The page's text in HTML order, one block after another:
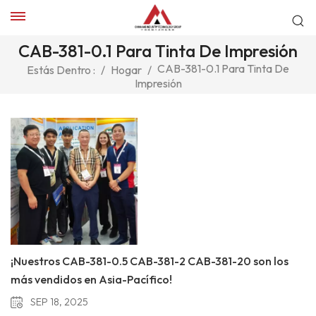
CAB-381-0.1 Para Tinta De Impresión
Estás Dentro : / Hogar / CAB-381-0.1 Para Tinta De
Impresión
¡Nuestros CAB-381-0.5 CAB-381-2 CAB-381-20 son los
más vendidos en Asia-Pacífico!
SEP 18, 2025